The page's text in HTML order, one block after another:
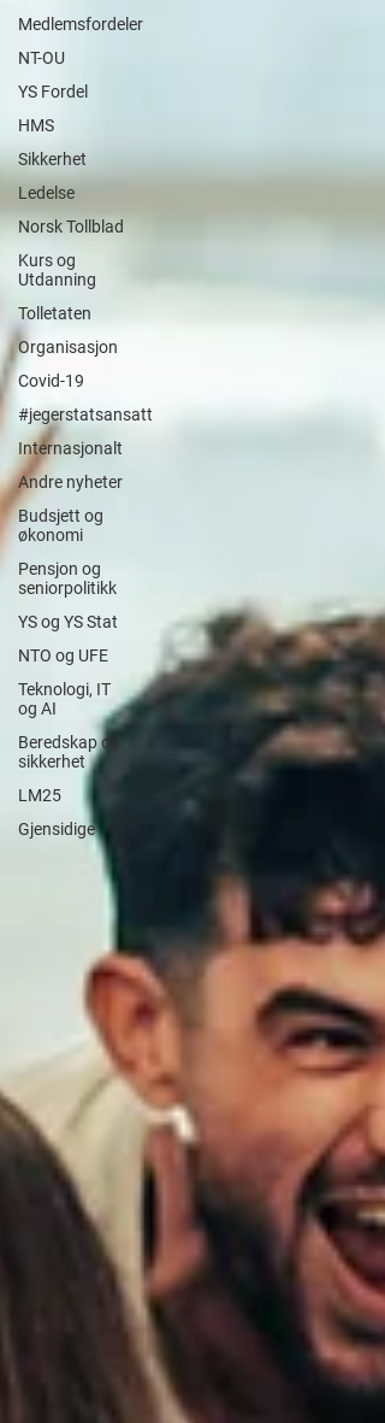
Medlemsfordeler
NT-OU
YS Fordel
HMS
Sikkerhet
Ledelse
Norsk Tollblad
Kurs og
Utdanning
Tolletaten
Organisasjon
Covid-19
#jegerstatsansatt
Internasjonalt
Andre nyheter
Budsjett og
økonomi
Pensjon og
seniorpolitikk
YS og YS Stat
NTO og UFE
Teknologi, IT
og AI
Beredskap og
sikkerhet
LM25
Gjensidige